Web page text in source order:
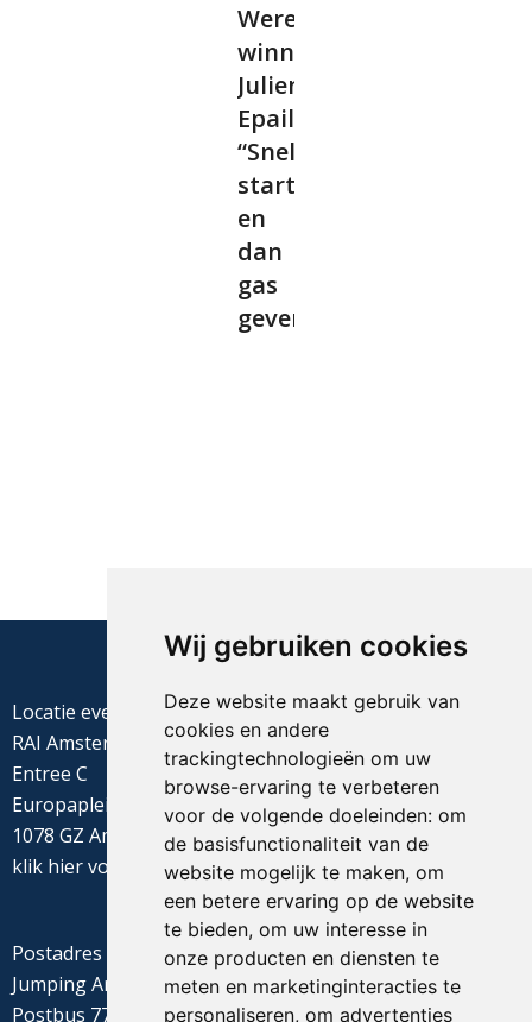
Wij gebruiken cookies
Deze website maakt gebruik van
cookies en andere
trackingtechnologieën om uw
browse-ervaring te verbeteren
voor de volgende doeleinden: om
de basisfunctionaliteit van de
website mogelijk te maken, om
een betere ervaring op de website
te bieden, om uw interesse in
onze producten en diensten te
meten en marketinginteracties te
personaliseren, om advertenties
Wereldbeker
winnaar
Julien
Epaillard:
“Snel
starten
en
dan
gas
geven”
Locatie evenement
RAI Amsterdam
Entree C
Europaplein 22
1078 GZ Amsterdam
klik hiervoor de routebeschrijving
Postadres
Jumping Amsterdam
Postbus 77655